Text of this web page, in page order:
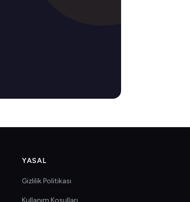
YASAL
Gizlilik Politikası
Kullanım Koşulları